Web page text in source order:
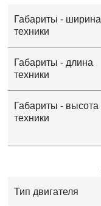
Габариты - ширина
техники
Габариты - длина
техники
Габариты - высота
техники
Тип двигателя